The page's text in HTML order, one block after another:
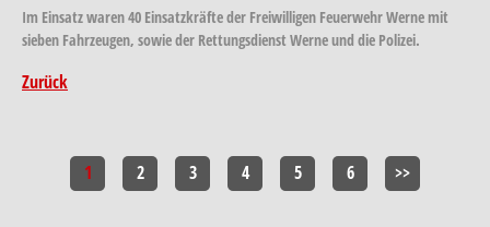
Im Einsatz waren 40 Einsatzkräfte der Freiwilligen Feuerwehr Werne mit
sieben Fahrzeugen, sowie der Rettungsdienst Werne und die Polizei.
Zurück
1 2 3 4 5 6 >>